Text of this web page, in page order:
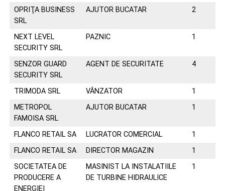
OPRIŢA BUSINESS
SRL
AJUTOR BUCATAR 2
NEXT LEVEL
SECURITY SRL
PAZNIC 1
SENZOR GUARD
SECURITY SRL
AGENT DE SECURITATE 4
TRIMODA SRL VÂNZATOR 1
METROPOL
FAMOISA SRL
AJUTOR BUCATAR 1
FLANCO RETAIL SA LUCRATOR COMERCIAL 1
FLANCO RETAIL SA
DIRECTOR MAGAZIN 1
SOCIETATEA DE
PRODUCERE A
ENERGIEI
MASINIST LA INSTALATIILE
DE TURBINE HIDRAULICE
1